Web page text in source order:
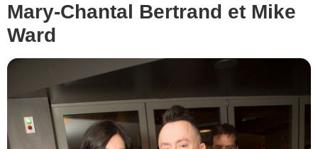
Mary-Chantal Bertrand et Mike
Ward